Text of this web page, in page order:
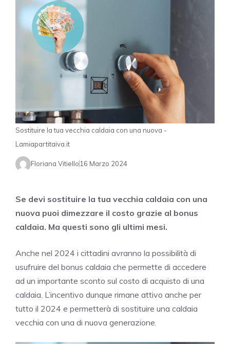
Sostituire la tua vecchia caldaia con una nuova -
Lamiapartitaiva.it
Floriana Vitiello 16 Marzo 2024
Se devi sostituire la tua vecchia caldaia con una
nuova puoi dimezzare il costo grazie al bonus
caldaia. Ma questi sono gli ultimi mesi.
Anche nel 2024 i cittadini avranno la possibilità di
usufruire del bonus caldaia che permette di accedere
ad un importante sconto sul costo di acquisto di una
caldaia. L’incentivo dunque rimane attivo anche per
tutto il 2024 e permetterà di sostituire una caldaia
vecchia con una di nuova generazione.